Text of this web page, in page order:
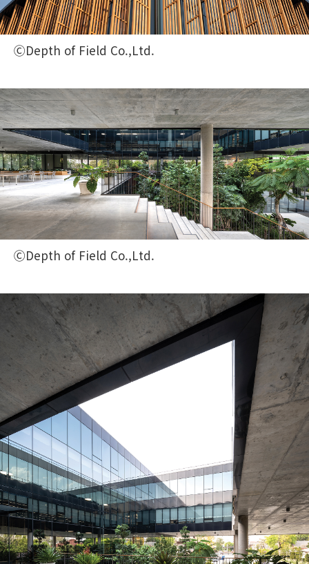
ⒸDepth of Field Co.,Ltd.
ⒸDepth of Field Co.,Ltd.